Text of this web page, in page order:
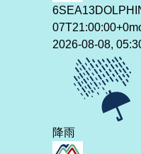
07T21:00:00+0
2026-08-08,
降雨